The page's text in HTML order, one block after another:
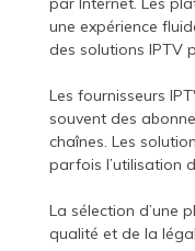
une expérience
des solutions IPTV
Les fournisseurs
souvent des
chaînes. Les
parfois l’utilisation
La sélection d’une
qualité et de la